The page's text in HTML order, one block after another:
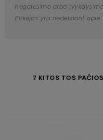
negalėsime arba
Pirkėjas yra nedelsiant
7 KITOS TOS